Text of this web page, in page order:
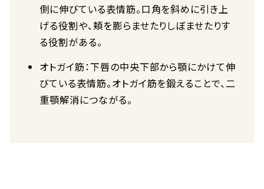
側に伸びている表情筋。口角を斜めに引き上
げる役割や、頬を膨らませたりしぼませたりす
る役割がある。
オトガイ筋：下唇の中央下部から顎にかけて伸
びている表情筋。オトガイ筋を鍛えることで、二
重顎解消につながる。